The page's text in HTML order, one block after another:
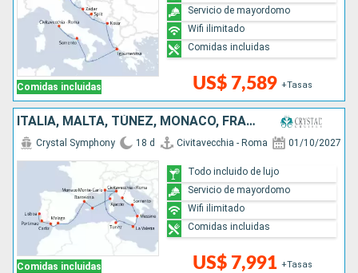
Comidas incluidas US$ 7,589 +Tasas
Servicio de mayordomo
Wifi ilimitado
Comidas incluidas
ITALIA, MALTA, TÚNEZ, MONACO, FRANCIA, ESPAÑA, PORTUGAL
Comidas incluidas
Crystal Symphony 18 d Civitavecchia - Roma 01/10/2027
US$ 7,991 +Tasas
Todo incluido de lujo
Servicio de mayordomo
Wifi ilimitado
Comidas incluidas